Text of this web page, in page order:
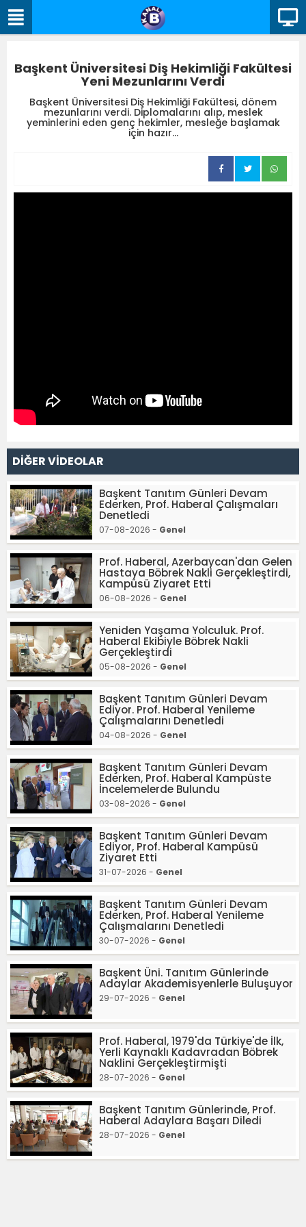
Başkent Üniversitesi Diş Hekimliği Fakültesi
Yeni Mezunlarını Verdi
Başkent Üniversitesi Diş Hekimliği Fakültesi, dönem
mezunlarını verdi. Diplomalarını alıp, meslek
yeminlerini eden genç hekimler, mesleğe başlamak
için hazır...
DİĞER VİDEOLAR
Başkent Tanıtım Günleri Devam
Ederken, Prof. Haberal Çalışmaları
Denetledi
07-08-2026 - Genel
Prof. Haberal, Azerbaycan'dan Gelen
Hastaya Böbrek Nakli Gerçekleştirdi,
Kampüsü Ziyaret Etti
06-08-2026 - Genel
Yeniden Yaşama Yolculuk. Prof.
Haberal Ekibiyle Böbrek Nakli
Gerçekleştirdi
05-08-2026 - Genel
Başkent Tanıtım Günleri Devam
Ediyor. Prof. Haberal Yenileme
Çalışmalarını Denetledi
04-08-2026 - Genel
Başkent Tanıtım Günleri Devam
Ederken, Prof. Haberal Kampüste
İncelemelerde Bulundu
03-08-2026 - Genel
Başkent Tanıtım Günleri Devam
Ediyor, Prof. Haberal Kampüsü
Ziyaret Etti
31-07-2026 - Genel
Başkent Tanıtım Günleri Devam
Ederken, Prof. Haberal Yenileme
Çalışmalarını Denetledi
30-07-2026 - Genel
Başkent Üni. Tanıtım Günlerinde
Adaylar Akademisyenlerle Buluşuyor
29-07-2026 - Genel
Prof. Haberal, 1979'da Türkiye'de İlk,
Yerli Kaynaklı Kadavradan Böbrek
Naklini Gerçekleştirmişti
28-07-2026 - Genel
Başkent Tanıtım Günlerinde, Prof.
Haberal Adaylara Başarı Diledi
28-07-2026 - Genel